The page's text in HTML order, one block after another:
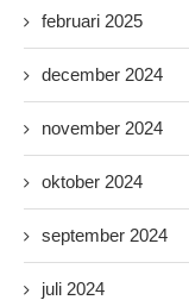
februari 2025
december 2024
november 2024
oktober 2024
september 2024
juli 2024